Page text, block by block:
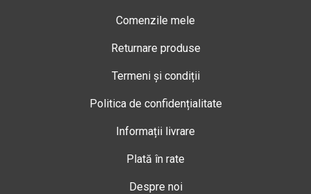
Comenzile mele
Returnare produse
Termeni și condiții
Politica de confidențialitate
Informații livrare
Plată în rate
Despre noi